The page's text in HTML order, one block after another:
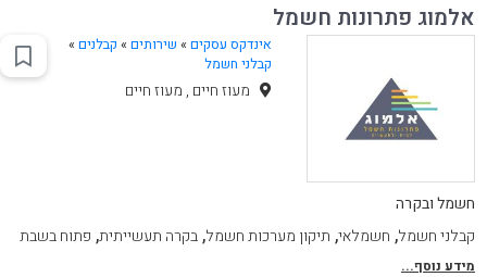
אלמוג פתרונות חשמל
אינדקס עסקים » שירותים» קבלנים»
קבלני חשמל
מעוז חיים , מעוז חיים
חשמל ובקרה
קבלני חשמל, חשמלאי, תיקון מערכות חשמל,בקרה תעשייתית, פתוח בשבת
מידע נוסף...